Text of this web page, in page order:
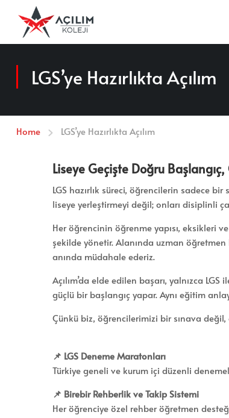
LGS’ye Hazırlıkta Açılım
Home LGS’ye Hazırlıkta Açılım
Liseye Geçişte Doğru
LGS hazırlık süreci, öğrencilerin sadece
liseye yerleştirmeyi değil; onları disiplinli
Her öğrencinin öğrenme yapısı, eksikleri
şekilde yönetir. Alanında uzman
anında müdahale ederiz.
Açılım’da elde edilen başarı, yalnızca
güçlü bir başlangıç yapar. Aynı eğitim
Çünkü biz, öğrencilerimizi bir sınava
📌 LGS Deneme Maratonları
Türkiye geneli ve kurum içi düzenli
📌 Birebir Rehberlik ve Takip Sistemi
Her öğrenciye özel rehber öğretmen